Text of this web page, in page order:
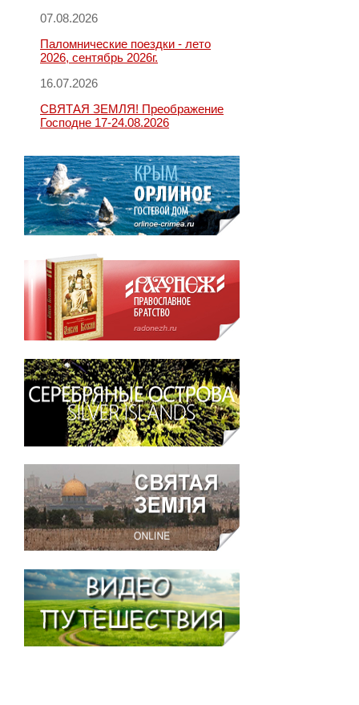
07.08.2026
Паломнические поездки - лето
2026, сентябрь 2026г.
16.07.2026
СВЯТАЯ ЗЕМЛЯ! Преображение
Господне 17-24.08.2026